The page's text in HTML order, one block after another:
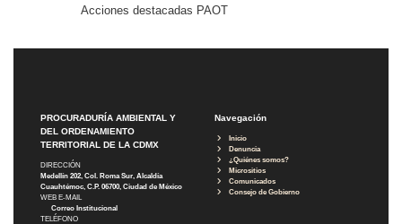
Acciones destacadas PAOT
PROCURADURÍA AMBIENTAL Y
DEL ORDENAMIENTO
TERRITORIAL DE LA CDMX
DIRECCIÓN
Medellín 202, Col. Roma Sur, Alcaldía
Cuauhtémoc, C.P. 06700, Ciudad de México
WEB E-MAIL
Correo Institucional
TELÉFONO
Navegación
Inicio
Denuncia
¿Quiénes somos?
Micrositios
Comunicados
Consejo de Gobierno